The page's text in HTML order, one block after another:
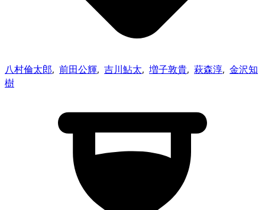
八村倫太郎, 前⽥公輝, 吉川鮎太, 増子敦貴, 萩森淳, 金沢知
樹